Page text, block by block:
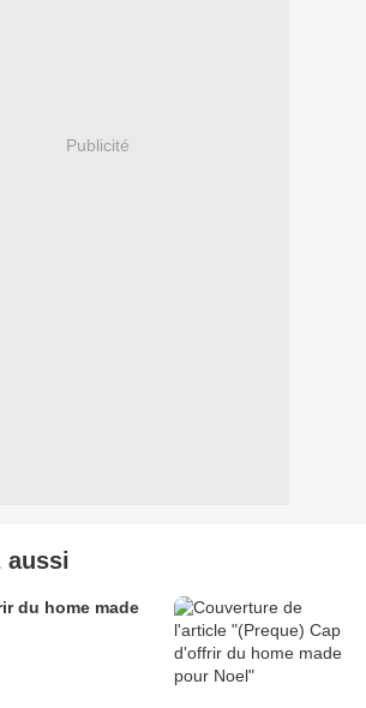
Publicité
aussi
du home made